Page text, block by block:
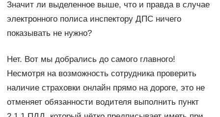
Значит ли выделенное выше, что и правда в случае
электронного полиса инспектору ДПС ничего
показывать не нужно?
Нет. Вот мы добрались до самого главного!
Несмотря на возможность сотрудника проверить
наличие страховки онлайн прямо на дороге, это не
отменяет обязанности водителя выполнить пункт